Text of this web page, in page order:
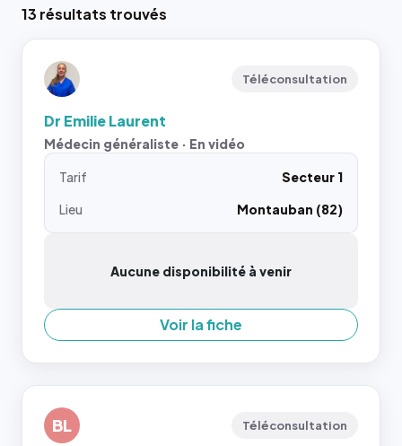
13 résultats trouvés
Téléconsultation
Dr Emilie Laurent
Médecin généraliste · En vidéo
Tarif
Secteur 1
Lieu
Montauban (82)
Aucune disponibilité à venir
Voir la fiche
BL Téléconsultation